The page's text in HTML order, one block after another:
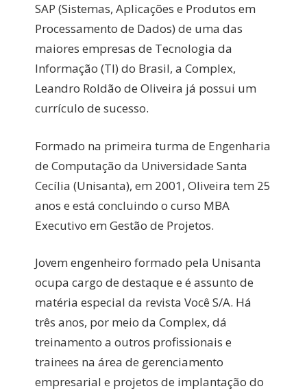
SAP (Sistemas, Aplicações e Produtos em
Processamento de Dados) de uma das
maiores empresas de Tecnologia da
Informação (TI) do Brasil, a Complex,
Leandro Roldão de Oliveira já possui um
currículo de sucesso.
Formado na primeira turma de Engenharia
de Computação da Universidade Santa
Cecília (Unisanta), em 2001, Oliveira tem 25
anos e está concluindo o curso MBA
Executivo em Gestão de Projetos.
Jovem engenheiro formado pela Unisanta
ocupa cargo de destaque e é assunto de
matéria especial da revista Você S/A. Há
três anos, por meio da Complex, dá
treinamento a outros profissionais e
trainees na área de gerenciamento
empresarial e projetos de implantação do